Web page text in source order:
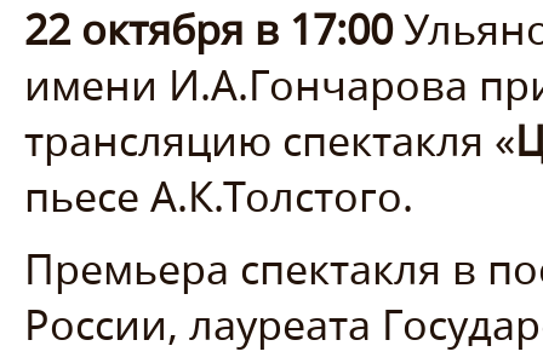
22 октября в 17:00
имени И.А.Гончарова
трансляцию спектакля «
пьесе А.К.Толстого.
Премьера спектакля в
России, лауреата